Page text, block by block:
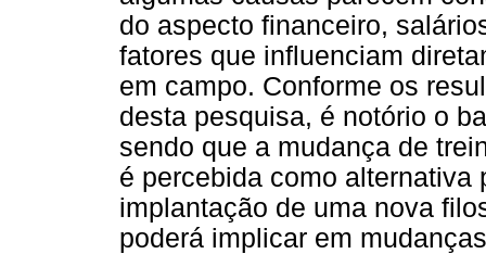
do aspecto financeiro,
fatores que influenciam
em campo. Conforme os
desta pesquisa, é notório o
sendo que a mudança de
é percebida como alternativa
implantação de uma nova
poderá implicar em